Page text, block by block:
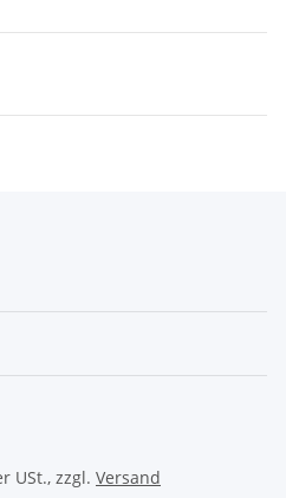
USt., zzgl. Versand